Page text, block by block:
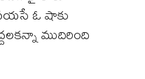
వయసే ఓ షాకు
ముదిరింది